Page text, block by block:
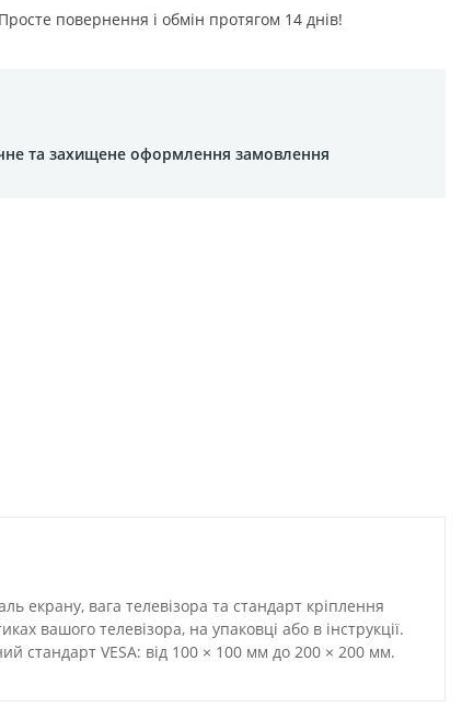
повернення і обмін протягом 14 днів!
та захищене оформлення замовлення
екрану, вага телевізора та стандарт кріплення
вашого телевізора, на упаковці або в інструкції.
стандарт VESA: від 100 × 100 мм до 200 × 200 мм.